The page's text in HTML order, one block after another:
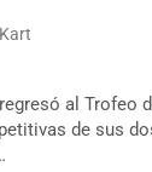
al Trofeo
de sus